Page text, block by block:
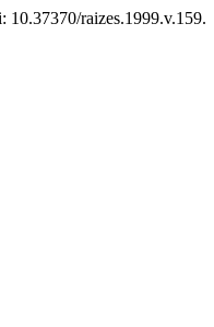
10.37370/raizes.1999.v.159.